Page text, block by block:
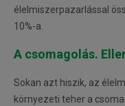
élelmiszerpazarlással
10%-a.
A csomagolás.
Sokan azt hiszik, az
környezeti teher a